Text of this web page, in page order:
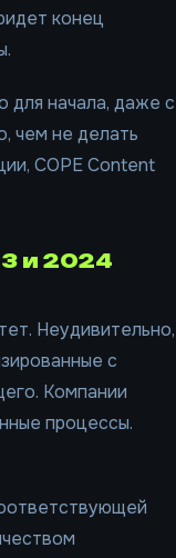
конец
для начала, даже с
чем не делать
COPE Content
и 2024
Неудивительно,
с
Компании
процессы.